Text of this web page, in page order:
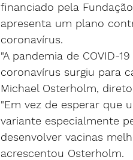
financiado pela
apresenta um plano
coronavírus.
"A pandemia de COVID-
coronavírus surgiu para
Michael Osterholm,
"Em vez de esperar que
variante especialmente
desenvolver vacinas
acrescentou Osterholm.